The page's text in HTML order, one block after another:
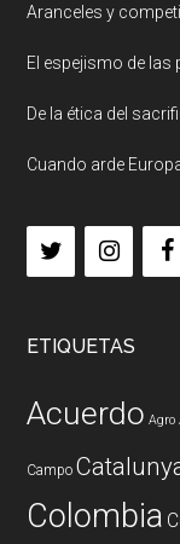
Aranceles y
El espejismo de las
De la ética del
Cuando arde
ETIQUETAS
Acuerdo Agro
Campo
Colombia